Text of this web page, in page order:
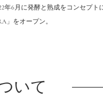
年6月に発酵と熟成をコンセプト
」をオープン。
いて